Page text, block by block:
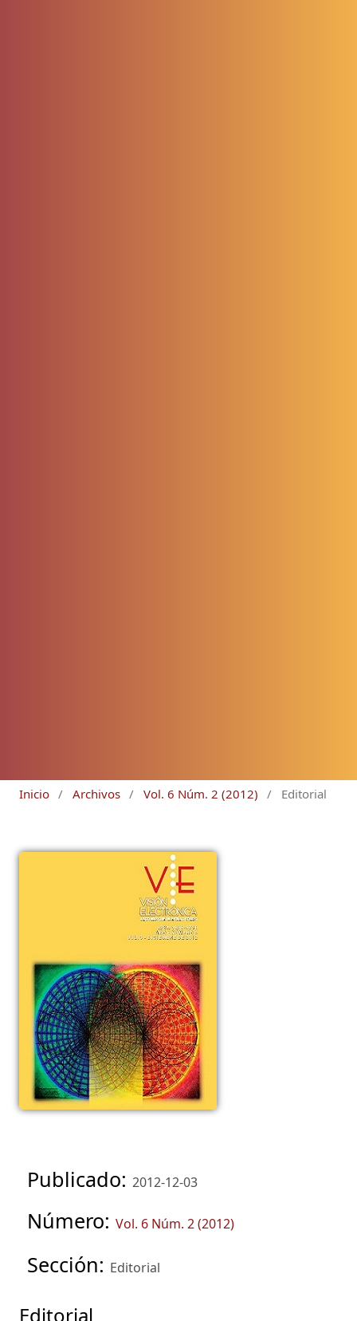
Inicio / Archivos / Vol. 6 Núm. 2 (2012) / Editorial
Publicado: 2012-12-03
Número: Vol. 6 Núm. 2 (2012)
Sección: Editorial
Editorial